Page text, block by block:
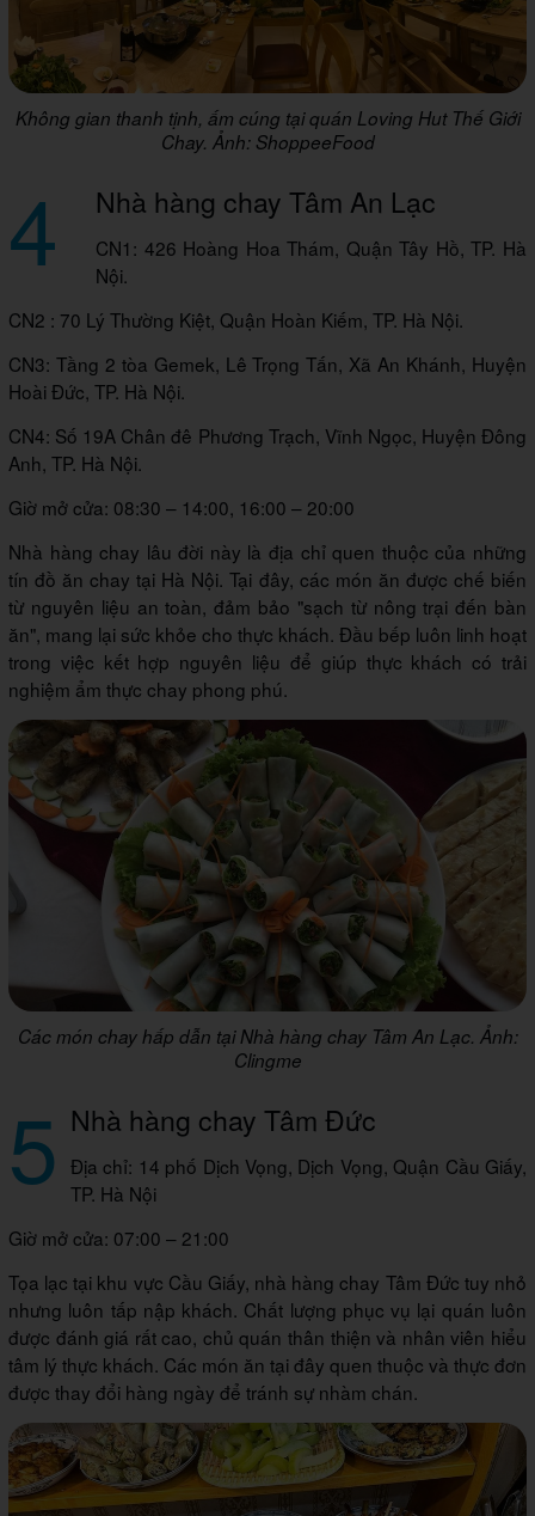
Không gian thanh tịnh, ấm cúng tại quán Loving Hut Thế Giới
Chay. Ảnh: ShoppeeFood
4 Nhà hàng chay Tâm An Lạc
CN1: 426 Hoàng Hoa Thám, Quận Tây Hồ, TP. Hà
Nội.
CN2 : 70 Lý Thường Kiệt, Quận Hoàn Kiếm, TP. Hà Nội.
CN3: Tầng 2 tòa Gemek, Lê Trọng Tấn, Xã An Khánh, Huyện
Hoài Đức, TP. Hà Nội.
CN4: Số 19A Chân đê Phương Trạch, Vĩnh Ngọc, Huyện Đông
Anh, TP. Hà Nội.
Giờ mở cửa: 08:30 – 14:00, 16:00 – 20:00
Nhà hàng chay lâu đời này là địa chỉ quen thuộc của những
tín đồ ăn chay tại Hà Nội. Tại đây, các món ăn được chế biến
từ nguyên liệu an toàn, đảm bảo "sạch từ nông trại đến bàn
ăn", mang lại sức khỏe cho thực khách. Đầu bếp luôn linh hoạt
trong việc kết hợp nguyên liệu để giúp thực khách có trải
nghiệm ẩm thực chay phong phú.
Các món chay hấp dẫn tại Nhà hàng chay Tâm An Lạc. Ảnh:
Clingme
5 Nhà hàng chay Tâm Đức
Địa chỉ: 14 phố Dịch Vọng, Dịch Vọng, Quận Cầu Giấy,
TP. Hà Nội
Giờ mở cửa: 07:00 – 21:00
Tọa lạc tại khu vực Cầu Giấy, nhà hàng chay Tâm Đức tuy nhỏ
nhưng luôn tấp nập khách. Chất lượng phục vụ lại quán luôn
được đánh giá rất cao, chủ quán thân thiện và nhân viên hiểu
tâm lý thực khách. Các món ăn tại đây quen thuộc và thực đơn
được thay đổi hàng ngày để tránh sự nhàm chán.